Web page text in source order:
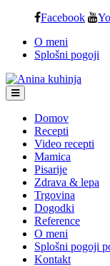
content
Facebook
O meni
Splošni pogoji
Domov
Recepti
Video recepti
Mamica
Pisarije
Zdrava & lepa
Trgovina
Dogodki
Reference
O meni
Splošni pogoji
Kontakt